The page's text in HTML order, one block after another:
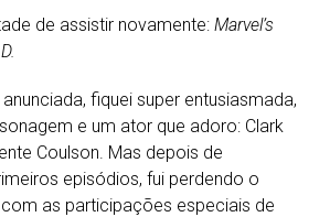
de assistir novamente: Marvel’s
fiquei super entusiasmada,
e um ator que adoro: Clark
Coulson. Mas depois de
episódios, fui perdendo o
as participações especiais de